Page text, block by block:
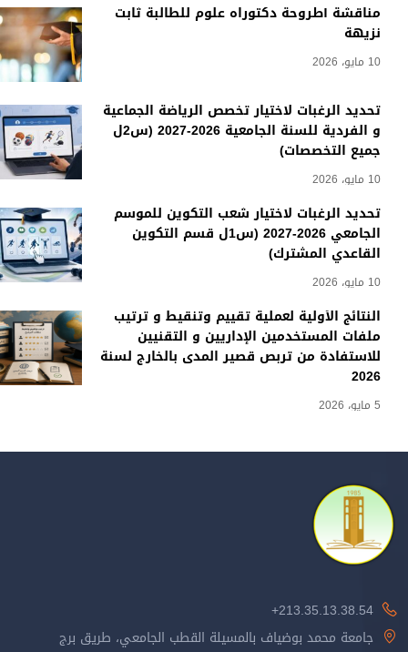
مناقشة أطروحة دكتوراه علوم للطالبة ثابت
نزيهة
10 مايو، 2026
تحديد الرغبات لاختيار تخصص الرياضة الجماعية
و الفردية للسنة الجامعية 2026-2027 (س2ل
جميع التخصصات)
10 مايو، 2026
تحديد الرغبات لاختيار شعب التكوين للموسم
الجامعي 2026-2027 (س1ل قسم التكوين
القاعدي المشترك)
10 مايو، 2026
النتائج الأولية لعملية تقييم وتنقيط و ترتيب
ملفات المستخدمين الإداريين و التقنيين
للاستفادة من تربص قصير المدى بالخارج لسنة
2026
5 مايو، 2026
213.35.13.38.54+
جامعة محمد بوضياف بالمسيلة القطب الجامعي، طريق برج